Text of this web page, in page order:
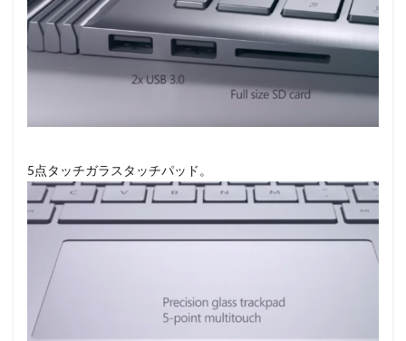
5点タッチガラスタッチパッド。